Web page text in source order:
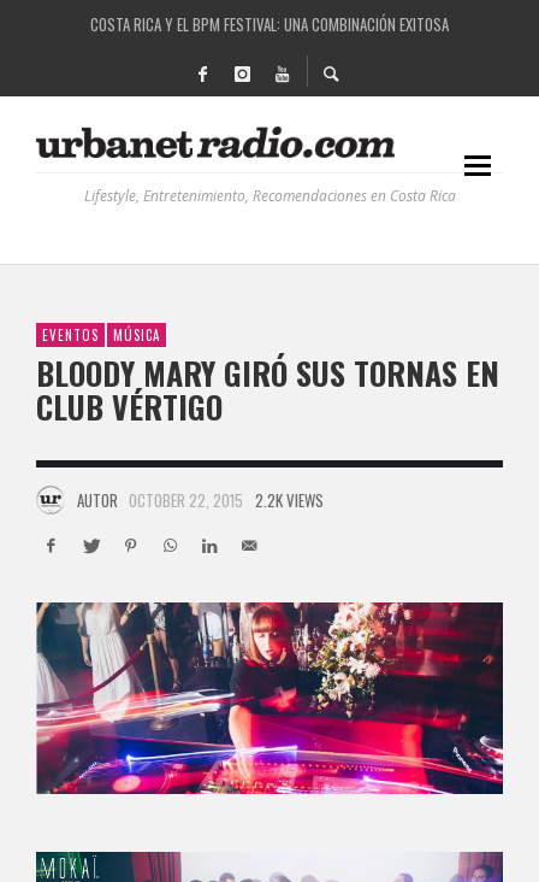
RUTAS NATURBANAS: EL PROYECTO QUE ESTÁ TRANSFORMANDO LA CALIDAD DE
LA HISTORIA DETRÁS DE LA MÚSICA ELECTRÓNICA: BBC RADIOPHONIC WORKSHOP
RECORDANDO LA EXPERIENCIA BPM: UN REVIEW DE LA PRIMERA EDICIÓN QUE
Lifestyle, Entretenimiento, Recomendaciones en Costa Rica
EVENTOS MÚSICA
BLOODY MARY GIRÓ SUS TORNAS EN
CLUB VÉRTIGO
AUTOR OCTOBER 22, 2015 2.2K VIEWS